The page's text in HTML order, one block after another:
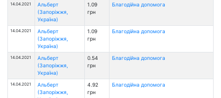
14.04.2021
Альберт
(Запоріжжя,
Україна)
1.09
грн
Благодійна допомога
14.04.2021
Альберт
(Запоріжжя,
Україна)
1.09
грн
Благодійна допомога
14.04.2021
Альберт
(Запоріжжя,
Україна)
0.54
грн
Благодійна допомога
14.04.2021
Альберт
(Запоріжжя,
4.92
грн
Благодійна допомога